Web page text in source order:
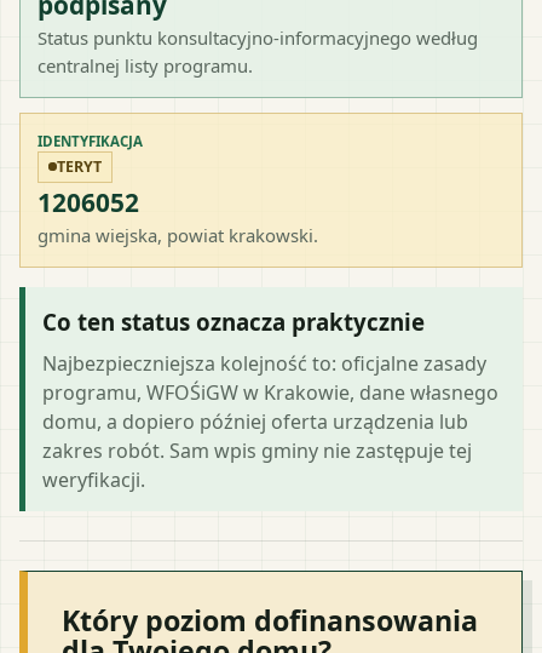
Status punktu konsultacyjno-informacyjnego według
centralnej listy programu.
IDENTYFIKACJA
TERYT
1206052
gmina wiejska, powiat krakowski.
Co ten status oznacza praktycznie
Najbezpieczniejsza kolejność to: oficjalne zasady
programu, WFOŚiGW w Krakowie, dane własnego
domu, a dopiero później oferta urządzenia lub
zakres robót. Sam wpis gminy nie zastępuje tej
weryfikacji.
Który poziom dofinansowania